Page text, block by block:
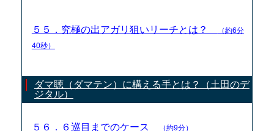
５５．究極の出アガリ狙いリーチとは？
（約6分
40秒）
ダマ聴（ダマテン）に構える手とは？（土田のデ
ジタル）
５６．６巡目までのケース （約9分）